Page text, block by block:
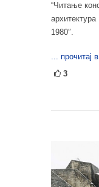
“Читање
архитектура
1980″.
... прочитај
3